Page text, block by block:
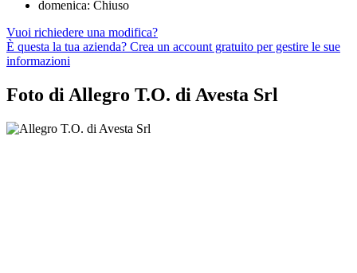
domenica: Chiuso
Vuoi richiedere una modifica?
È questa la tua azienda? Crea un account gratuito per gestire le sue
informazioni
Foto di Allegro T.O. di Avesta Srl